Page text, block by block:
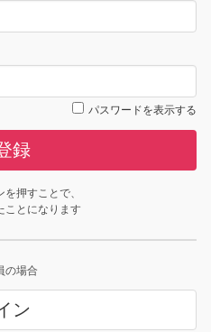
パスワードを表示する
録
を押すことで、
ことになります
の場合
ン